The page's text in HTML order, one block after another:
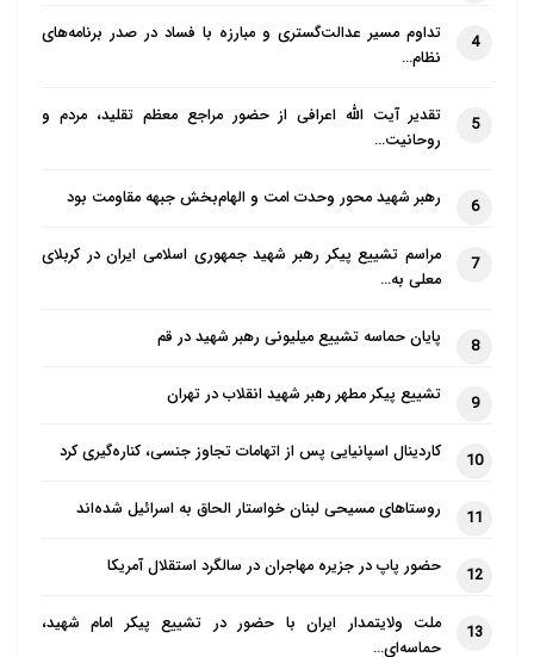
4
تداوم مسیر عدالت‌گستری و مبارزه با فساد در صدر برنامه‌های
نظام…
5
تقدیر آیت الله اعرافی از حضور مراجع معظم تقلید، مردم و
روحانیت…
6 رهبر شهید محور وحدت امت و الهام‌بخش جبهه مقاومت بود
7
مراسم تشییع پیکر رهبر شهید جمهوری اسلامی ایران در کربلای
معلی به…
8 پایان حماسه تشییع میلیونی رهبر شهید در قم
9 تشییع پیکر مطهر رهبر شهید انقلاب در تهران
10 کاردینال اسپانیایی پس از اتهامات تجاوز جنسی، کناره‌گیری کرد
11 روستاهای مسیحی لبنان خواستار الحاق به اسرائیل شده‌اند
12 حضور پاپ در جزیره مهاجران در سالگرد استقلال آمریکا
13
ملت ولایتمدار ایران با حضور در تشییع پیکر امام شهید،
حماسه‌ای…